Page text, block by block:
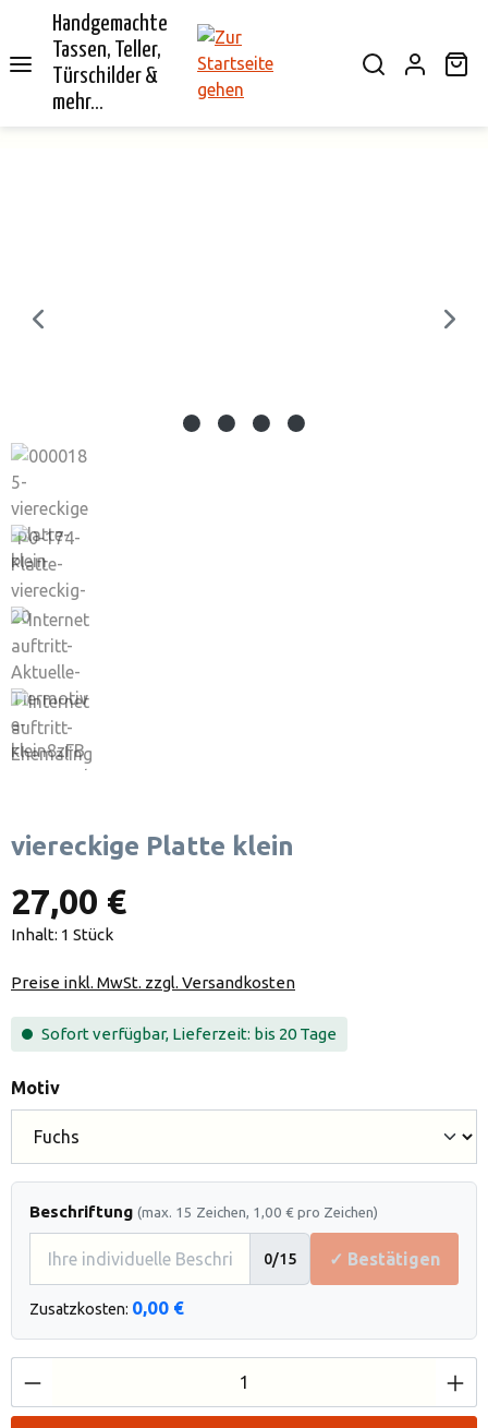
springen
Handgemachte
Tassen, Teller,
Türschilder &
mehr...
viereckige Platte klein
27,00 €
Inhalt: 1 Stück
Preise inkl. MwSt. zzgl. Versandkosten
Sofort verfügbar, Lieferzeit: bis 20 Tage
Motivauswählen
Beschriftung (max. 15 Zeichen, 1,00 € pro Zeichen)
0/15 ✓ Bestätigen
Zusatzkosten: 0,00 €
Produkt Anzahl: Gib den gewünschten